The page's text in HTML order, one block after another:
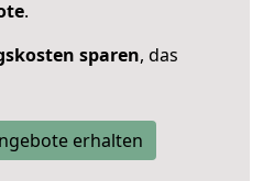
.
sparen, das
erhalten